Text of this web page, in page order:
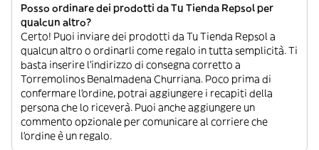
Posso ordinare dei prodotti da Tu Tienda Repsol per
qualcun altro?
Certo! Puoi inviare dei prodotti da Tu Tienda Repsol a
qualcun altro o ordinarli come regalo in tutta semplicità. Ti
basta inserire l’indirizzo di consegna corretto a
Torremolinos Benalmadena Churriana. Poco prima di
confermare l’ordine, potrai aggiungere i recapiti della
persona che lo riceverà. Puoi anche aggiungere un
commento opzionale per comunicare al corriere che
l’ordine è un regalo.